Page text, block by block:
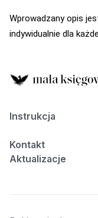
Wprowadzany opis
indywidualnie dla
Instrukcja
Kontakt
Aktualizacje